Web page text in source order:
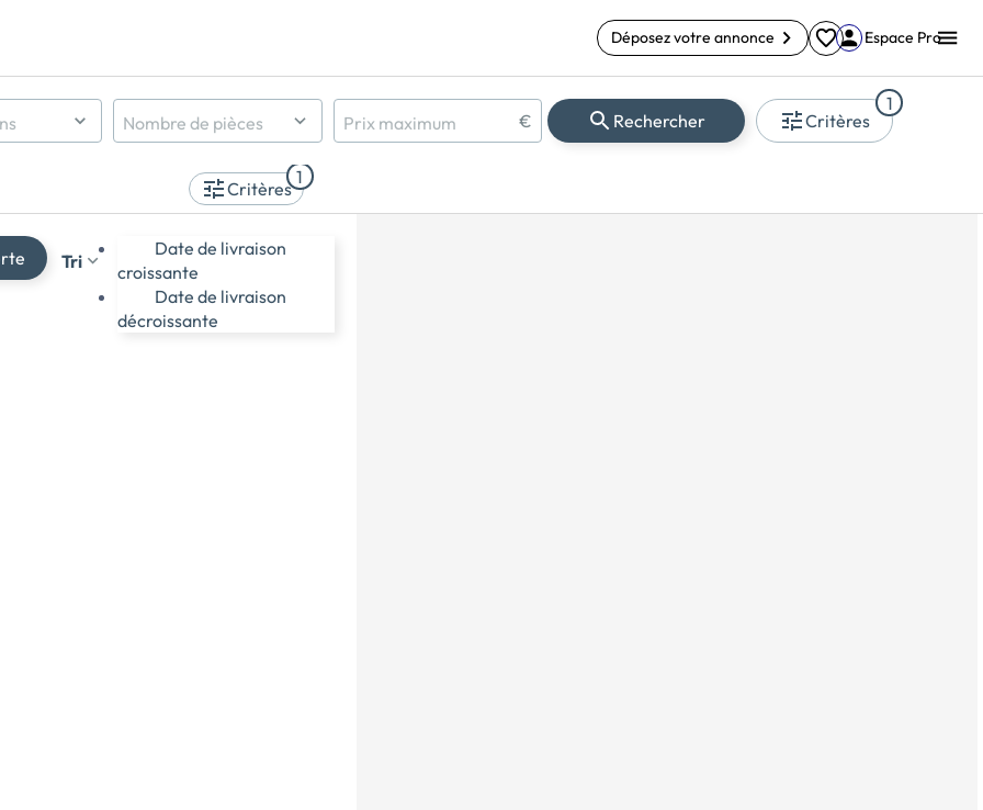
Déposez votre annonce Espace Pro
2 pièces et +
4 pièces et +
5 pièces et +
Nombre de pièces Prix maximum € Rechercher Critères
1
Critères
1
Tri
Date de livraison
croissante
Date de livraison
décroissante